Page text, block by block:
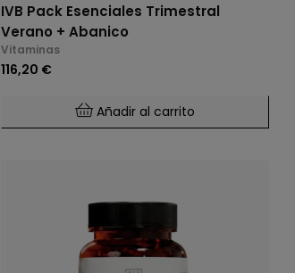
IVB Pack Esenciales Trimestral
Verano + Abanico
Vitaminas
116,20 €
Añadir al carrito